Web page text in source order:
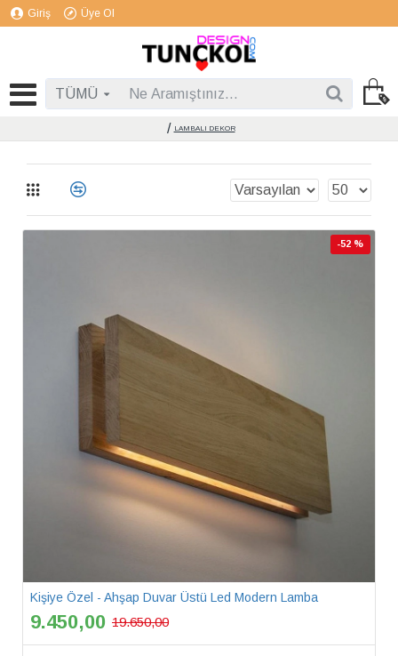
Giriş Üye Ol
TÜMÜ
LAMBALI DEKOR
-52 %
Kişiye Özel - Ahşap Duvar Üstü Led Modern Lamba
9.450,00 19.650,00